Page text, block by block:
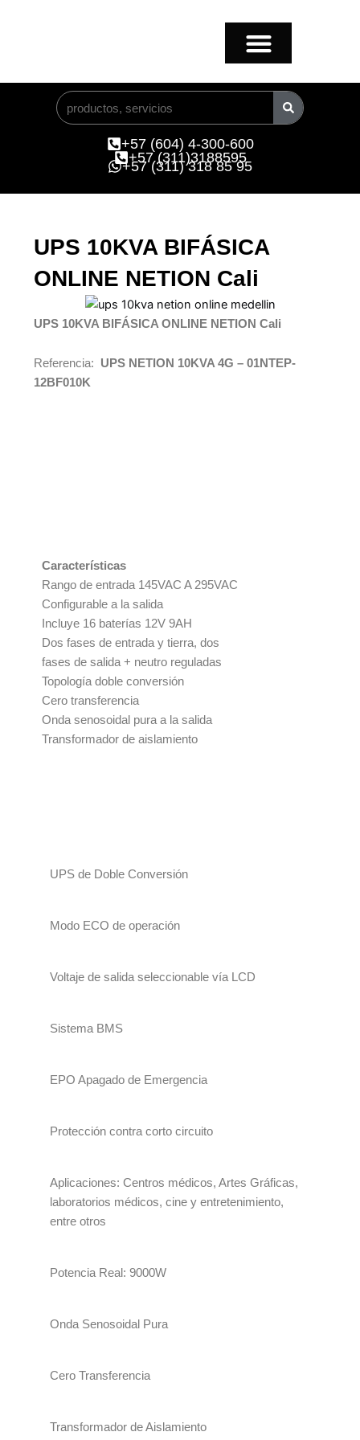
Buscar
+57 (604) 4-300-600
+57 (311)3188595
+57 (311) 318 85 95
UPS 10KVA BIFÁSICA
ONLINE NETION Cali
UPS 10KVA BIFÁSICA ONLINE NETION Cali
Referencia:
UPS NETION 10KVA 4G – 01NTEP-
12BF010K
Características
Rango de entrada 145VAC A 295VAC
Configurable a la salida
Incluye 16 baterías 12V 9AH
Dos fases de entrada y tierra, dos
fases de salida + neutro reguladas
Topología doble conversión
Cero transferencia
Onda senosoidal pura a la salida
Transformador de aislamiento
UPS de Doble Conversión
Modo ECO de operación
Voltaje de salida seleccionable vía LCD
Sistema BMS
EPO Apagado de Emergencia
Protección contra corto circuito
Aplicaciones: Centros médicos, Artes Gráficas,
laboratorios médicos, cine y entretenimiento,
entre otros
Potencia Real: 9000W
Onda Senosoidal Pura
Cero Transferencia
Transformador de Aislamiento